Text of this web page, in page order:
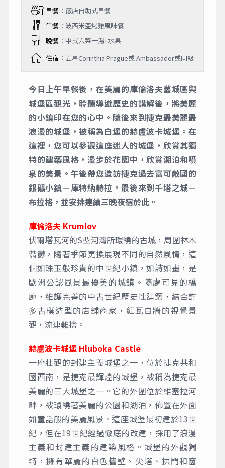
早餐：飯店自助式早餐
午餐：波西米亞烤雞風味餐
晚餐：中式六菜一湯+水果
住宿 ：五星Corinthia Prague或 Ambassador或同級
今日上午早餐後，在美麗的庫倫洛夫舊城區與
城堡區觀光，聆聽導遊歷史的講解後，將美麗
的小鎮印在您的心中。隨後來到捷克最美麗最
浪漫的城堡，被稱為白堡的赫盧波卡城堡。在
這裡，您可以參觀這座迷人的城堡，欣賞其獨
特的建築風格，漫步於花園中，欣賞湖泊和噴
泉的美景。午後帶您造訪捷克過去富可敵國的
銀礦小鎮－庫特納赫拉。最後來到千塔之城－
布拉格，並安排連續三晚夜宿於此。
庫倫洛夫 Krumlov
伏爾塔瓦河的S型河灣所環繞的古城，周圍林木
蓊鬱，隨著季節更換展現不同的自然風情，這
個如珠玉般珍貴的中世紀小鎮，如詩如畫，是
歐洲公認風景最優美的城鎮。隨處可見的橋
廊，維護完善的中古世紀歷史性建築，結合許
多古樸造型的店舖商家，紅瓦白牆的視覺景
觀，流連難捨。
赫盧波卡城堡 Hluboka Castle
一座壯觀的封建主義城堡之一，位於捷克共和
國西南，是捷克最輝煌的城堡，被稱為捷克最
美麗的三大城堡之一。它的外圍位於維塞拉河
畔，被環繞著美麗的公園和湖泊，佈置在外面
如童話般的美麗風景。這座城堡最初建於13世
紀，但在19世紀經過徹底的改建，採用了浪漫
主義和封建主義的建築風格。城堡的外觀獨
特，擁有華麗的白色牆壁、尖塔、拱門和窗